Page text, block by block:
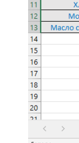
выбрать
ниже сразу